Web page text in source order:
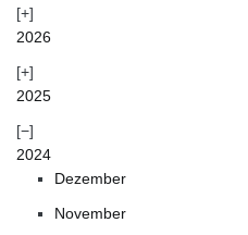
2026
2025
2024
Dezember
November